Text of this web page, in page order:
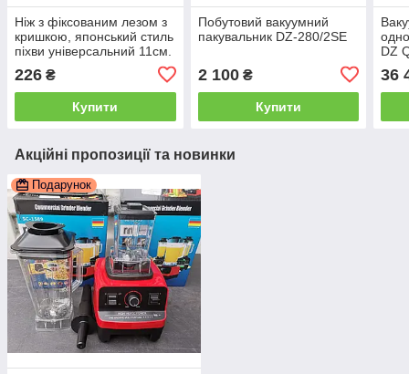
Ніж з фіксованим лезом з
кришкою, японський стиль
піхви універсальний 11см.
226 ₴
Купити
Побутовий вакуумний
пакувальник DZ-280/2SE
2 100₴
Купити
DZ
36
Акційні пропозиції та новинки
Подарунок